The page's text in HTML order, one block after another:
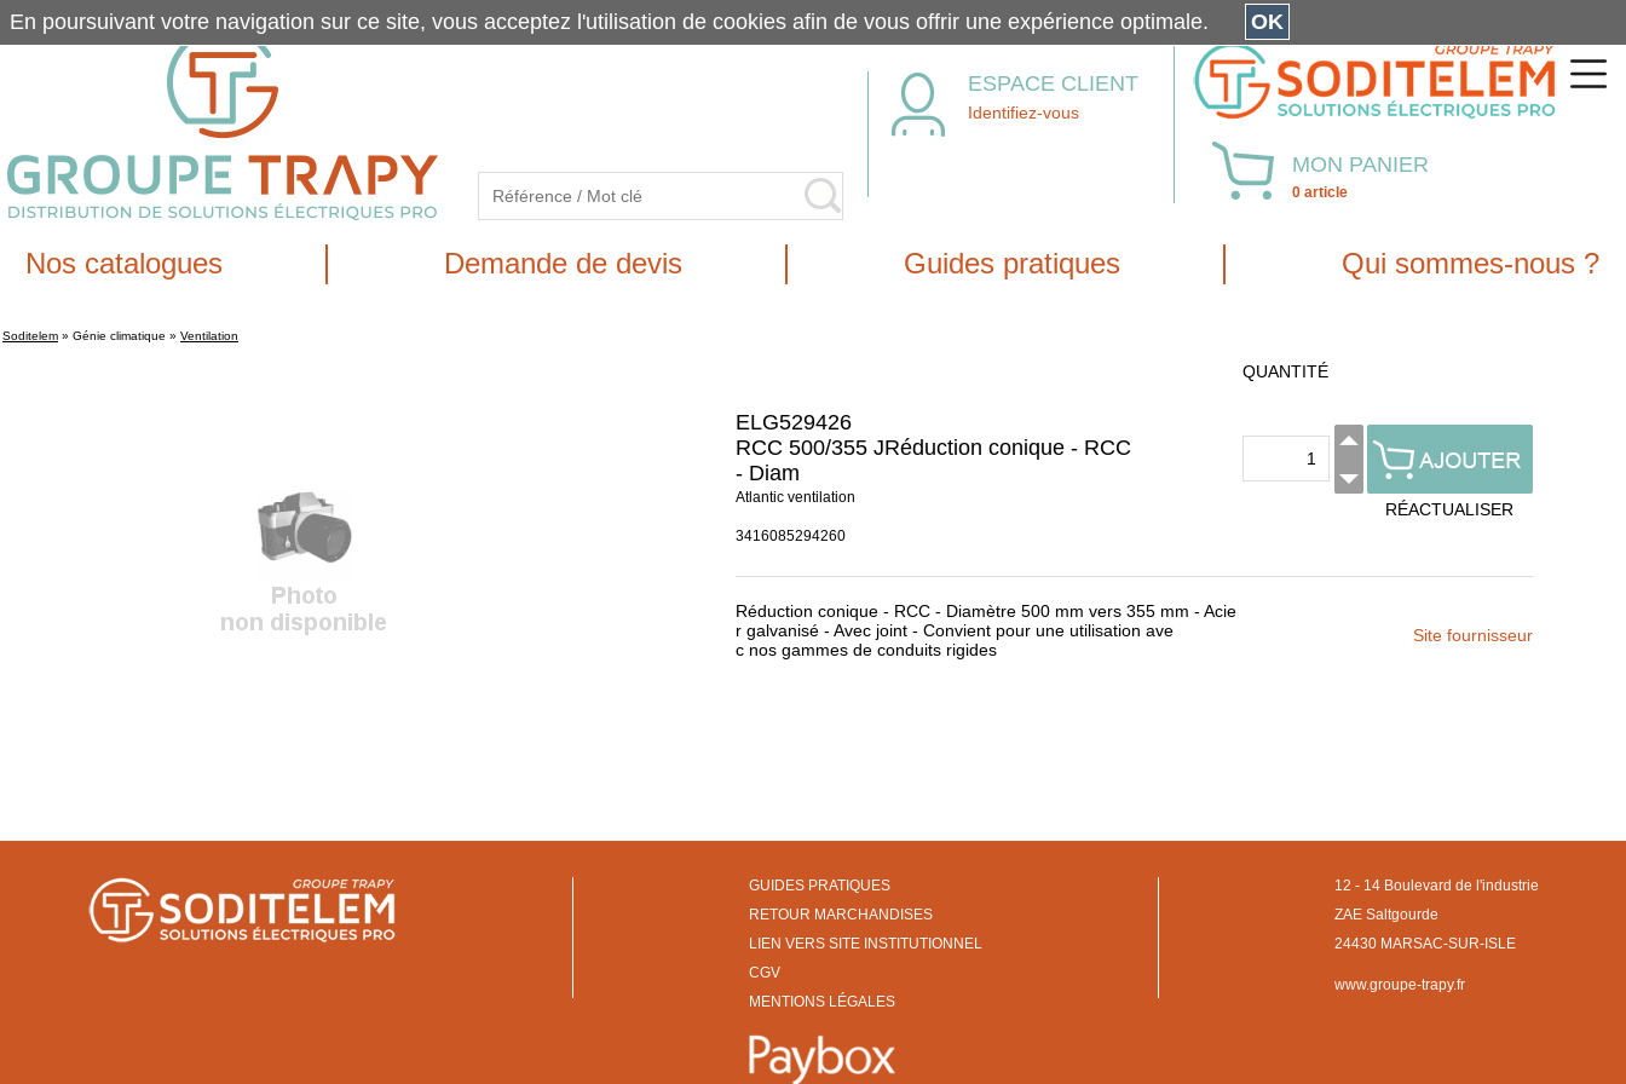
ESPACE CLIENT
Identifiez-vous
MON PANIER
0 article
Nos catalogues Demande de devis Guides pratiques Qui sommes-nous ?
Soditelem » Génie climatique » Ventilation
ELG529426
RCC 500/355 JRéduction conique - RCC
- Diam
Atlantic ventilation
3416085294260
QUANTITÉ
RÉACTUALISER
Réduction conique - RCC - Diamètre 500 mm vers 355 mm - Acie
r galvanisé - Avec joint - Convient pour une utilisation ave
c nos gammes de conduits rigides
Site fournisseur
GUIDES PRATIQUES
RETOUR MARCHANDISES
LIEN VERS SITE INSTITUTIONNEL
CGV
MENTIONS LÉGALES
12 - 14 Boulevard de l'industrie
ZAE Saltgourde
24430 MARSAC-SUR-ISLE
www.groupe-trapy.fr
En poursuivant votre navigation sur ce site, vous acceptez l'utilisation de cookies afin de vous offrir une expérience optimale. OK